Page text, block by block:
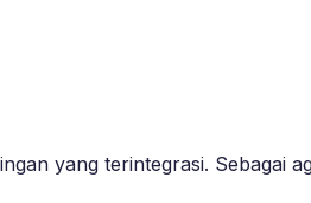
yang terintegrasi. Sebagai